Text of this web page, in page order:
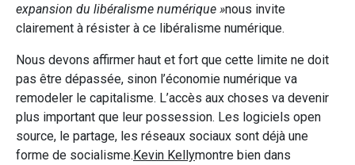
expansion du libéralisme numérique »nous invite
clairement à résister à ce libéralisme numérique.
Nous devons affirmer haut et fort que cette limite ne doit
pas être dépassée, sinon l’économie numérique va
remodeler le capitalisme. L’accès aux choses va devenir
plus important que leur possession. Les logiciels open
source, le partage, les réseaux sociaux sont déjà une
forme de socialisme.Kevin Kellymontre bien dans